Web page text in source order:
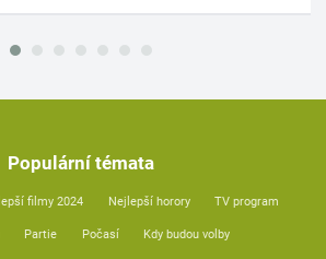
Populární témata
filmy 2024 Nejlepší horory TV program
Partie Počasí Kdy budou volby